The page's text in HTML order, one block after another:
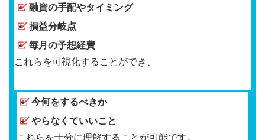
融資の手配やタイミング
損益分岐点
毎月の予想経費
これらを可視化することができ、
今何をするべきか
やらなくていいこと
これらを十分に理解することが可能です。